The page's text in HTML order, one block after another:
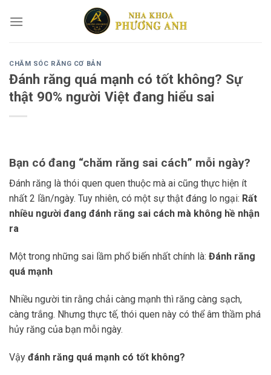
CHĂM SÓC RĂNG CƠ BẢN
Đánh răng quá mạnh có tốt không? Sự
thật 90% người Việt đang hiểu sai
Bạn có đang “chăm răng sai cách” mỗi ngày?
Đánh răng là thói quen quen thuộc mà ai cũng thực hiện ít
nhất 2 lần/ngày. Tuy nhiên, có một sự thật đáng lo ngại: Rất
nhiều người đang đánh răng sai cách mà không hề nhận
ra
Một trong những sai lầm phổ biến nhất chính là: Đánh răng
quá mạnh
Nhiều người tin rằng chải càng mạnh thì răng càng sạch,
càng trắng. Nhưng thực tế, thói quen này có thể âm thầm phá
hủy răng của bạn mỗi ngày.
Vậy đánh răng quá mạnh có tốt không?